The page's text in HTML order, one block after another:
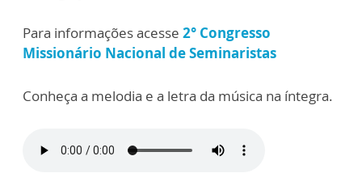
Para informações acesse 2° Congresso
Missionário Nacional de Seminaristas
Conheça a melodia e a letra da música na íntegra.